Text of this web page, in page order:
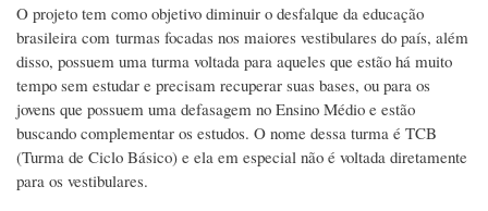
O projeto tem como objetivo diminuir o desfalque da educação
brasileira com turmas focadas nos maiores vestibulares do país, além
disso, possuem uma turma voltada para aqueles que estão há muito
tempo sem estudar e precisam recuperar suas bases, ou para os
jovens que possuem uma defasagem no Ensino Médio e estão
buscando complementar os estudos. O nome dessa turma é TCB
(Turma de Ciclo Básico) e ela em especial não é voltada diretamente
para os vestibulares.